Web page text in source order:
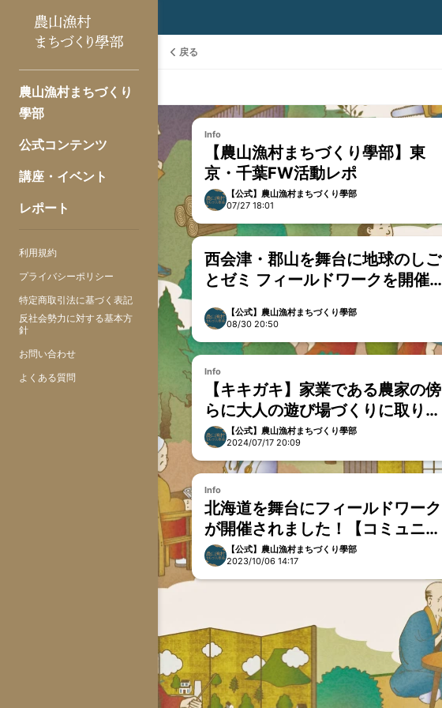
農山漁村まちづくり
學部
公式コンテンツ
講座・イベント
レポート
利用規約
プライバシーポリシー
特定商取引法に基づく表記
反社会勢力に対する基本方
針
お問い合わせ
よくある質問
戻る
Info
【農山漁村まちづくり學部】東
京・千葉FW活動レポ
【公式】農山漁村まちづくり學部
07/27 18:01
西会津・郡山を舞台に地球のしご
とゼミ フィールドワークを開催し
【公式】農山漁村まちづくり學部
08/30 20:50
Info
【キキガキ】家業である農家の傍
らに大人の遊び場づくりに取り組
むシズカさん
【公式】農山漁村まちづくり學部
2024/07/17 20:09
Info
北海道を舞台にフィールドワーク
が開催されました！【コミュニテ
ィレポート2023年9月分】
【公式】農山漁村まちづくり學部
2023/10/06 14:17